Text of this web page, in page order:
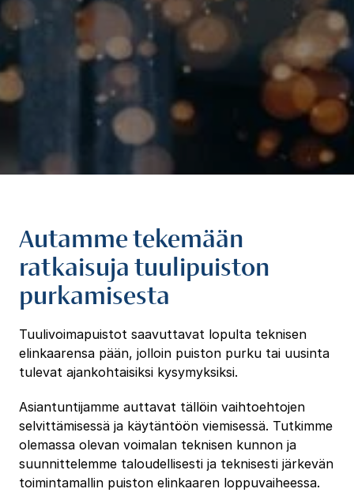
Autamme tekemään
ratkaisuja tuulipuiston
purkamisesta
Tuulivoimapuistot saavuttavat lopulta teknisen
elinkaarensa pään, jolloin puiston purku tai uusinta
tulevat ajankohtaisiksi kysymyksiksi.
Asiantuntijamme auttavat tällöin vaihtoehtojen
selvittämisessä ja käytäntöön viemisessä. Tutkimme
olemassa olevan voimalan teknisen kunnon ja
suunnittelemme taloudellisesti ja teknisesti järkevän
toimintamallin puiston elinkaaren loppuvaiheessa.